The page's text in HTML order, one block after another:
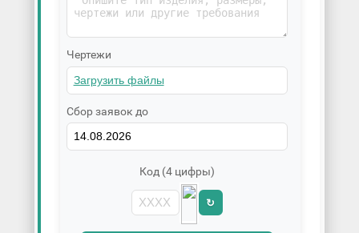
Чертежи
Сбор заявок до
Код (4 цифры)
↻